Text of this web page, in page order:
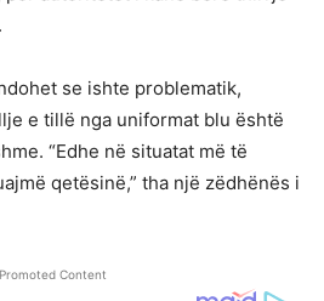
se ishte problematik,
e tillë nga uniformat blu është
“Edhe në situatat më të
qetësinë,” tha një zëdhënës i
Promoted Content